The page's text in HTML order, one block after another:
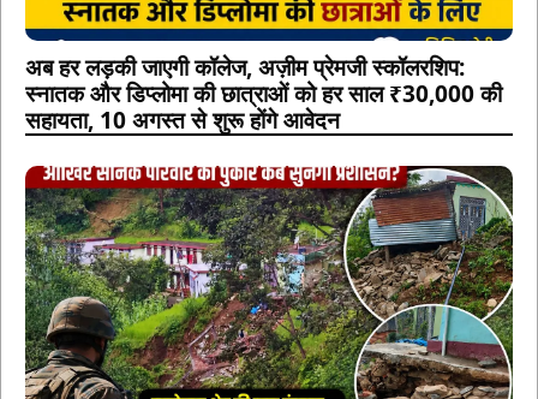
अब हर लड़की जाएगी कॉलेज, अज़ीम प्रेमजी स्कॉलरशिप:
स्नातक और डिप्लोमा की छात्राओं को हर साल ₹30,000 की
सहायता, 10 अगस्त से शुरू होंगे आवेदन